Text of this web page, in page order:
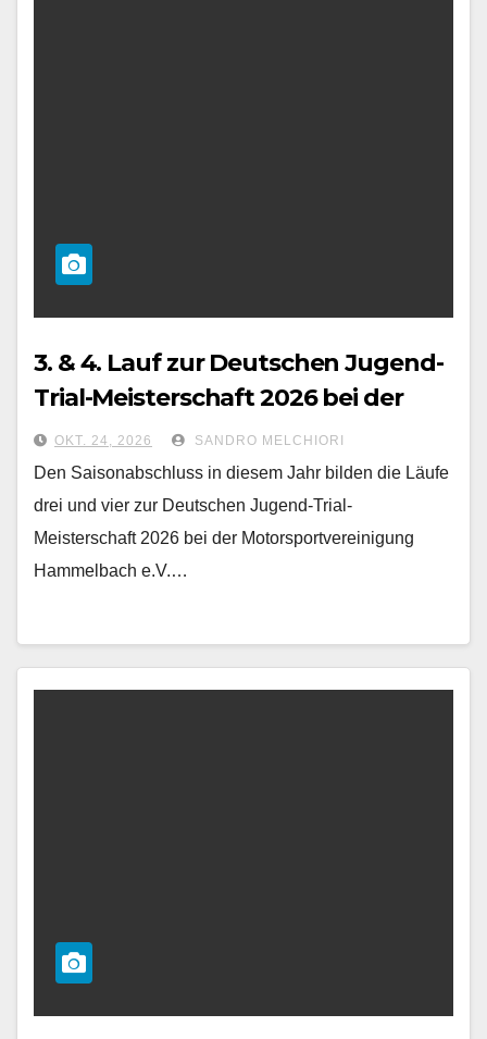
3. & 4. Lauf zur Deutschen Jugend-
Trial-Meisterschaft 2026 bei der
MSVg Hammelbach e.V.
OKT. 24, 2026 SANDRO MELCHIORI
Den Saisonabschluss in diesem Jahr bilden die Läufe
drei und vier zur Deutschen Jugend-Trial-
Meisterschaft 2026 bei der Motorsportvereinigung
Hammelbach e.V.…